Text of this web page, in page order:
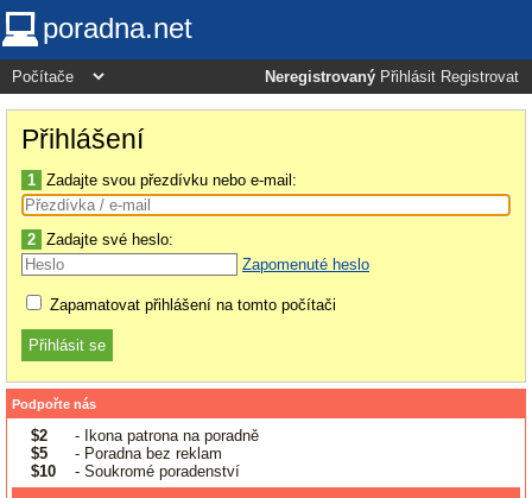
poradna.net
Neregistrovaný Přihlásit Registrovat
Přihlášení
1 Zadajte svou přezdívku nebo e-mail:
2 Zadajte své heslo:
Zapomenuté heslo
Zapamatovat přihlášení na tomto počítači
Podpořte nás
$2
- Ikona patrona na poradně
$5
- Poradna bez reklam
$10
- Soukromé poradenství